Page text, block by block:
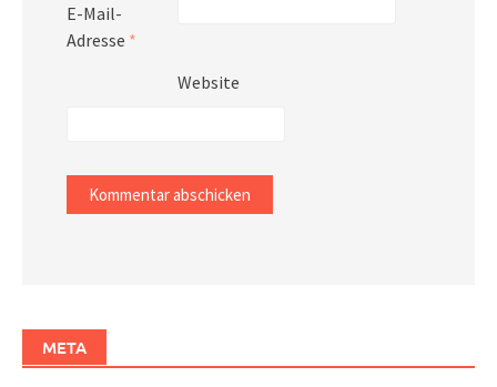
E-Mail-
Adresse *
Website
META